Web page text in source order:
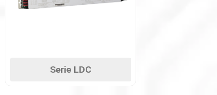
Serie LDC